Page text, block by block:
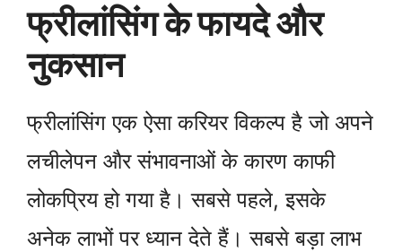
फ्रीलांसिंग के फायदे और
नुकसान
फ्रीलांसिंग एक ऐसा करियर विकल्प है जो अपने
लचीलेपन और संभावनाओं के कारण काफी
लोकप्रिय हो गया है। सबसे पहले, इसके
अनेक लाभों पर ध्यान देते हैं। सबसे बड़ा लाभ